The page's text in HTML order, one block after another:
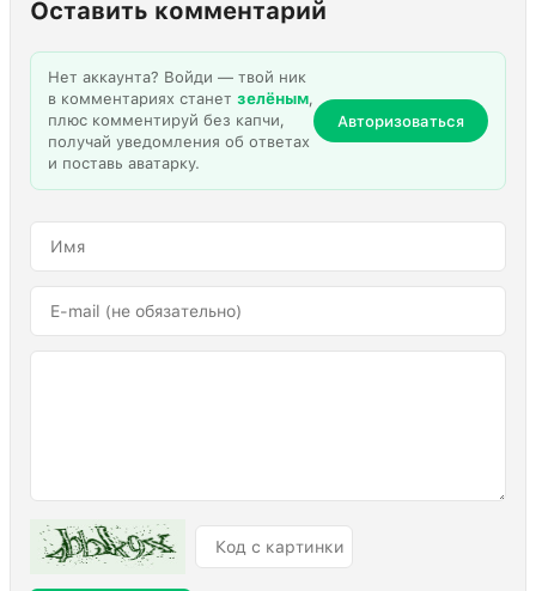
Оставить комментарий
Нет аккаунта? Войди — твой ник
в комментариях станет зелёным,
плюс комментируй без капчи,
получай уведомления об ответах
и поставь аватарку.
Авторизоваться